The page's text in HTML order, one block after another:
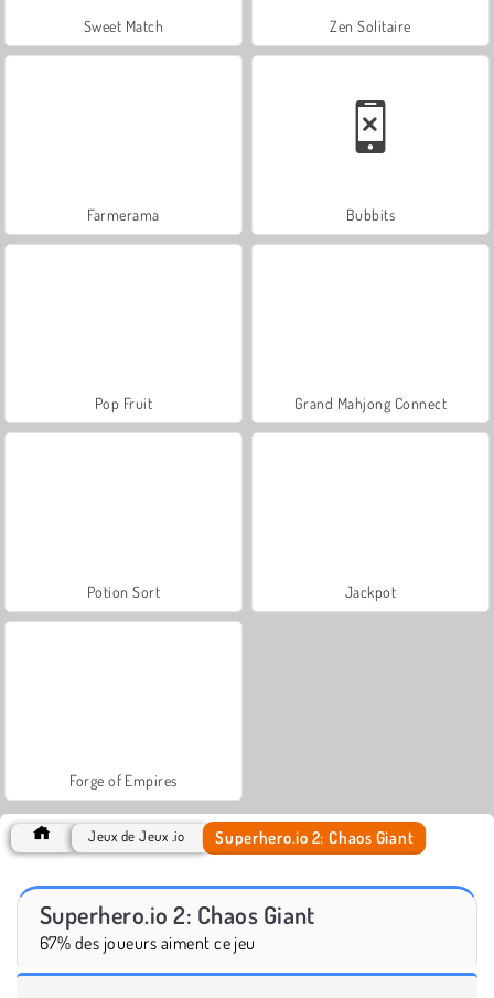
Sweet Match Zen Solitaire
Farmerama Bubbits
Pop Fruit Grand Mahjong Connect
Potion Sort Jackpot
Forge of Empires
Jeux de Jeux .io Superhero.io 2: Chaos Giant
Superhero.io 2: Chaos Giant
67% des joueurs aiment ce jeu